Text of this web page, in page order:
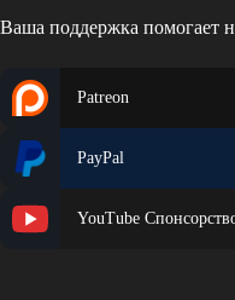
Ваша поддержка помогает
Patreon
PayPal
YouTube